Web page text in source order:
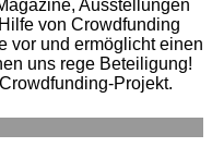
Ausstellungen
von Crowdfunding
vor und ermöglicht einen
uns rege Beteiligung!
Projekt.